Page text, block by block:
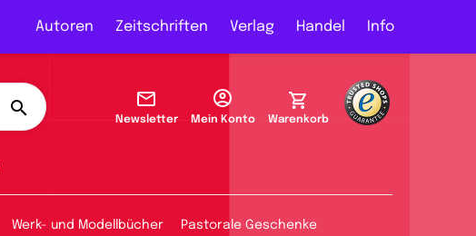
Autoren Zeitschriften Verlag Handel Info
Newsletter Mein Konto Warenkorb
Werk- und Modellbücher Pastorale Geschenke